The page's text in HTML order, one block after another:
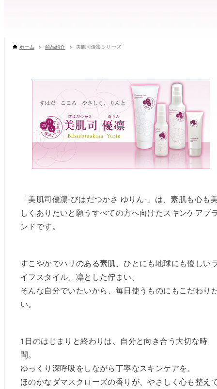
ホーム 商品紹介 美肌司優凛シリーズ
「美肌司優凛-びはだつかさ ゆりん-」は、素肌も心も
しくありたいと願うすべての方へ向けたスキンケアブ
ンドです。
すこやかでハリのある素肌、ひとにも地球にも優しい
イフスタイル、凛とした佇まい。
そんな自分でいたいから、毎日使うものにもこだわり
い。
1日のはじまりと終わりは、自分と向き合う大切な時
間。
ゆっくり深呼吸をしながら丁寧なスキンケアを。
ほのかなダマスクローズの香りが、やさしく心も整え